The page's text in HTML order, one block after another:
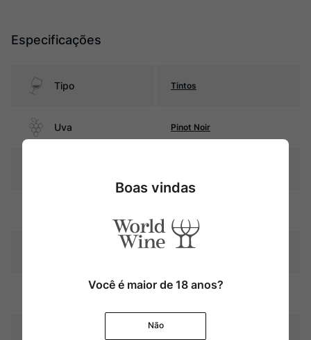
Especificações
Tipo Tintos
Uva Pinot Noir
França
11,5%
Boas vindas
Você é maior de 18 anos?
Não